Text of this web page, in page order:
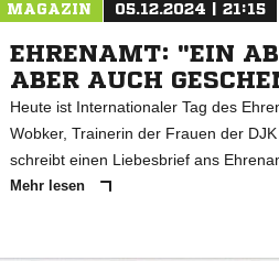
MAGAZIN 05.12.2024 | 21:15
EHRENAMT: "EIN
ABER AUCH
Heute ist Internationaler Tag des
Wobker, Trainerin der Frauen der
schreibt einen Liebesbrief ans
Mehr lesen